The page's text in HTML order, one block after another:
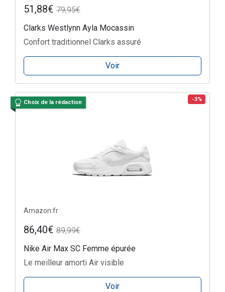
51,88€ 79,95€
Clarks Westlynn Ayla Mocassin
Confort traditionnel Clarks assuré
Voir
Choix de la rédaction -3%
Amazon.fr
86,40€ 89,99€
Nike Air Max SC Femme épurée
Le meilleur amorti Air visible
Voir